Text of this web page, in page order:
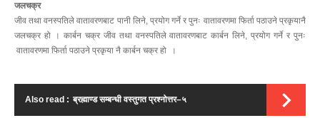
जलचक्र
जीव तथा वनस्पतिले वातावरणबाट पानी लिने, प्रयोग गर्ने र पुनः वातावरणमा फिर्ता पठाउने प्रकृयानै
जलचक्र हो । कार्बन चक्र जीव तथा वनस्पतिले वातावरणबाट कार्बन लिने, प्रयोग गर्ने र पुनः
वातावरणमा फिर्ता पठाउने प्रकृया नै कार्बन चक्र हो ।
Also read : ब्रह्माण्ड सम्बन्धी वस्तुगत प्रश्नोत्तर–५